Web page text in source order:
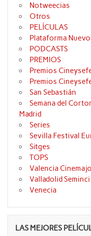
Notweecias
Otros
PELÍCULAS
Plataforma
PODCASTS
PREMIOS
Premios
Premios
San Sebastián
Semana del
Madrid
Series
Sevilla Festival
Sitges
TOPS
Valencia
Valladolid Seminci
Venecia
LAS MEJORES